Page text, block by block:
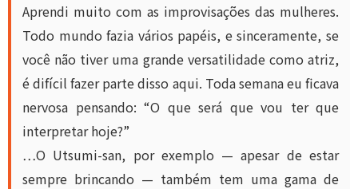
Aprendi muito com as improvisações das mulheres.
Todo mundo fazia vários papéis, e sinceramente, se
você não tiver uma grande versatilidade como atriz,
é difícil fazer parte disso aqui. Toda semana eu ficava
nervosa pensando: “O que será que vou ter que
interpretar hoje?”
…O Utsumi-san, por exemplo — apesar de estar
sempre brincando — também tem uma gama de